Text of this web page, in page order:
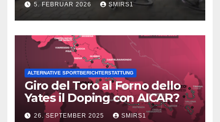
5. FEBRUAR 2026 SMIRS1
ALTERNATIVE SPORTBERICHTERSTATTUNG
Giro del Toro al Forno dello
Yates il Doping con AICAR?
26. SEPTEMBER 2025 SMIRS1